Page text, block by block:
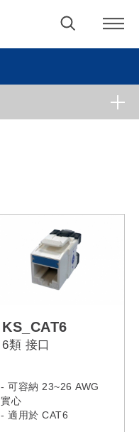
KS_CAT6
6類 接口
- 可容納 23~26 AWG
實心
- 適用於 CAT6